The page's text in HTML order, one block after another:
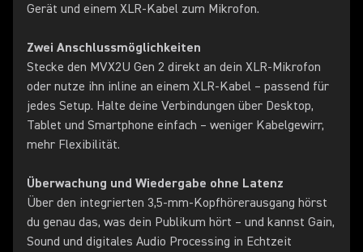
Gerät und einem XLR-Kabel zum Mikrofon.
Zwei Anschlussmöglichkeiten
Stecke den MVX2U Gen 2 direkt an dein XLR-Mikrofon
oder nutze ihn inline an einem XLR-Kabel – passend für
jedes Setup. Halte deine Verbindungen über Desktop,
Tablet und Smartphone einfach – weniger Kabelgewirr,
mehr Flexibilität.
Überwachung und Wiedergabe ohne Latenz
Über den integrierten 3,5‑mm‑Kopfhörerausgang hörst
du genau das, was dein Publikum hört – und kannst Gain,
Sound und digitales Audio Processing in Echtzeit